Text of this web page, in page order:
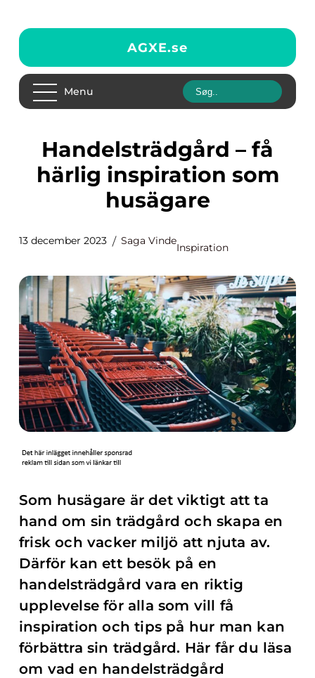
AGXE.se
Menu
Handelsträdgård – få
härlig inspiration som
husägare
13 december 2023 Saga Vinde
Inspiration
Som husägare är det viktigt att ta
hand om sin trädgård och skapa en
frisk och vacker miljö att njuta av.
Därför kan ett besök på en
handelsträdgård vara en riktig
upplevelse för alla som vill få
inspiration och tips på hur man kan
förbättra sin trädgård. Här får du läsa
om vad en handelsträdgård